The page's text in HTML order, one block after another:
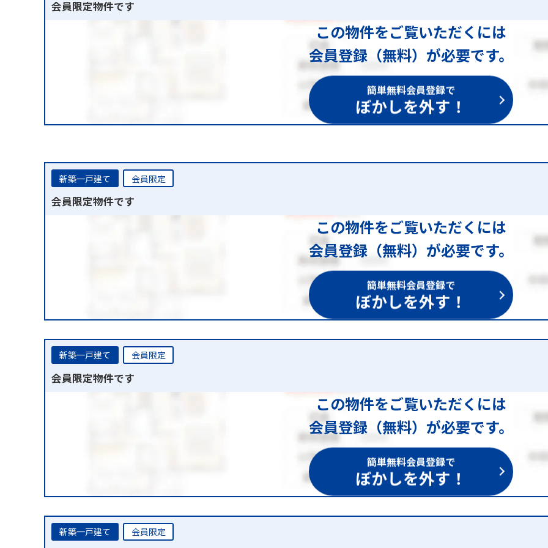
会員限定物件です
この物件をご覧いただくには
会員登録（無料）が必要です。
簡単無料会員登録で
ぼかしを外す！
新築一戸建て 会員限定
会員限定物件です
この物件をご覧いただくには
会員登録（無料）が必要です。
簡単無料会員登録で
ぼかしを外す！
新築一戸建て 会員限定
会員限定物件です
この物件をご覧いただくには
会員登録（無料）が必要です。
簡単無料会員登録で
ぼかしを外す！
新築一戸建て 会員限定